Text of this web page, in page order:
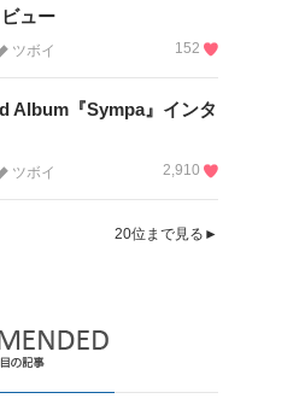
ュー
ツボイ 152
Album『Sympa』インタ
ツボイ 2,910
20位まで見る►